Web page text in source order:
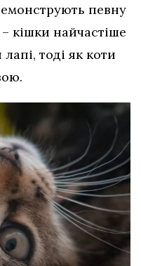
певну
кішки найчастіше
тоді як коти